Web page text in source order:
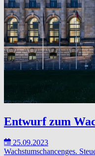
Entwurf zum
25.09.2023
Wachstumschancenges.